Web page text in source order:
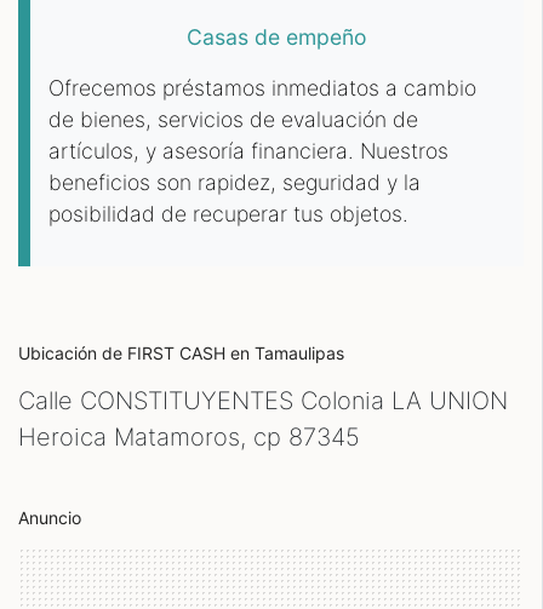
Casas de empeño
Ofrecemos préstamos inmediatos a cambio
de bienes, servicios de evaluación de
artículos, y asesoría financiera. Nuestros
beneficios son rapidez, seguridad y la
posibilidad de recuperar tus objetos.
Ubicación de FIRST CASH en Tamaulipas
Calle CONSTITUYENTES Colonia LA UNION
Heroica Matamoros, cp 87345
Anuncio